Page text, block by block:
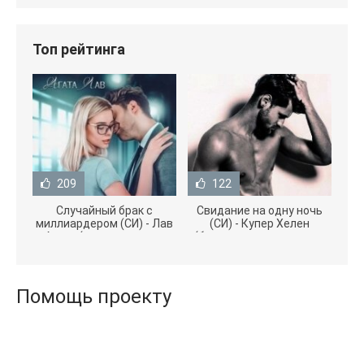
Топ рейтинга
209
Случайный брак с
миллиардером (СИ) - Лав
Агата (полная версия
122
Свидание на одну ночь
(СИ) - Купер Хелен
(бесплатные серии книг
Помощь проекту